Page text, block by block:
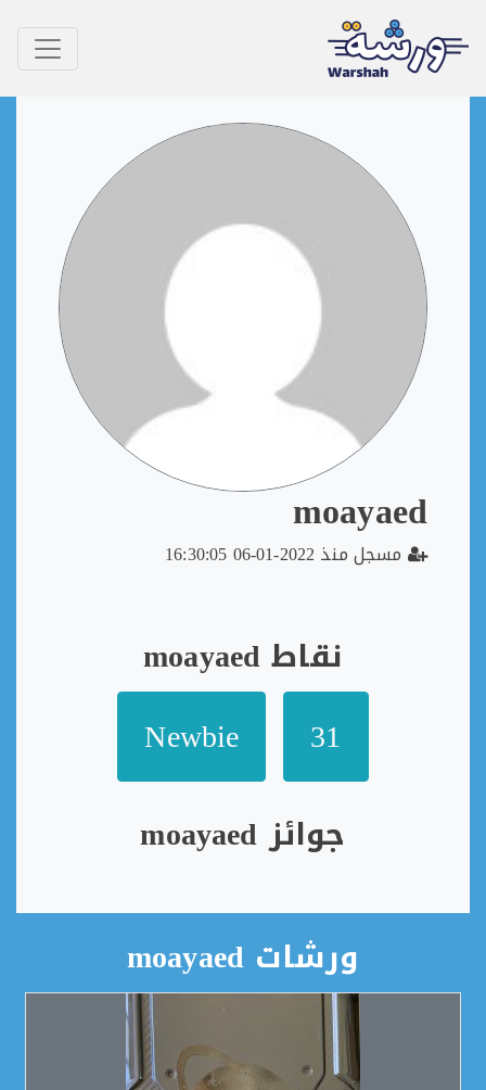
moayaed
مسجل منذ 2022-01-06 16:30:05
نقاط moayaed
Newbie
جوائز moayaed
ورشات moayaed